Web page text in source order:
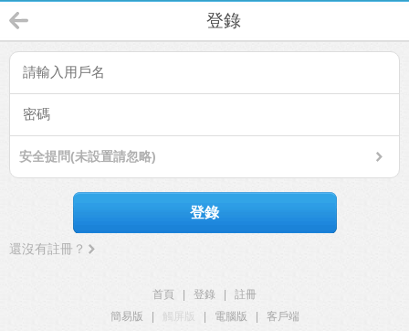
登錄
安全提問(未設置請忽略)
登錄
還沒有註冊？
首頁 登錄
註冊
簡易版
觸屏版 電腦版
客戶端